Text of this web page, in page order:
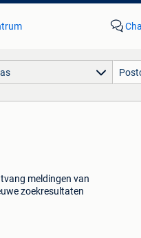
meldingen van
zoekresultaten